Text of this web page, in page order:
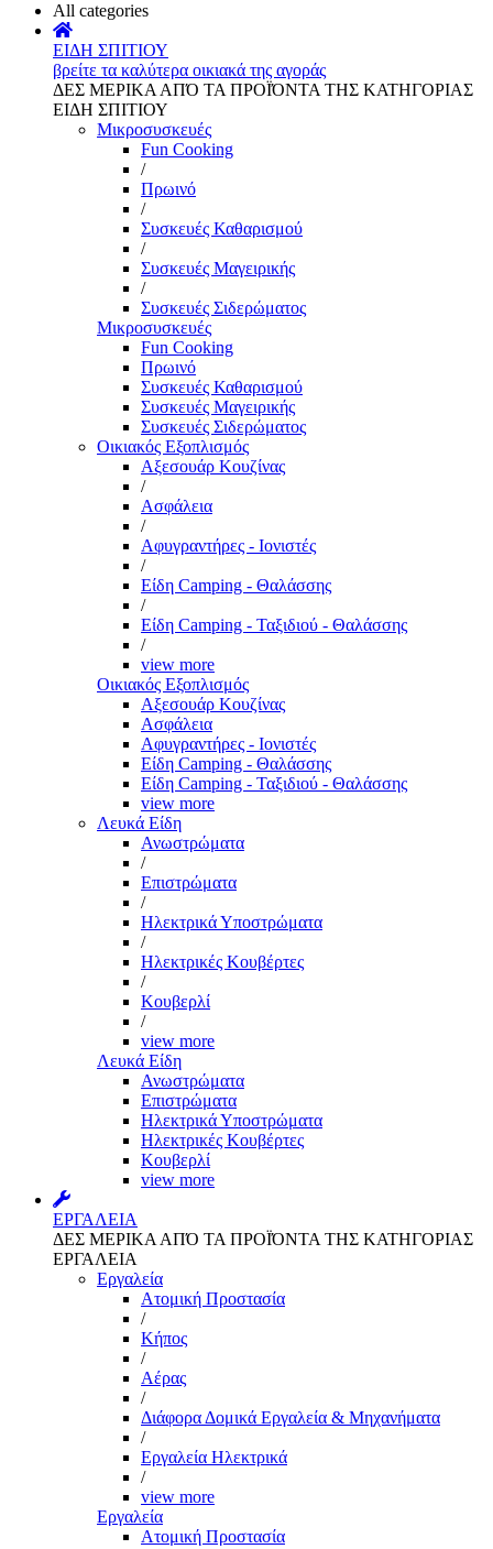
All categories
ΕΙΔΗ ΣΠΙΤΙΟΥ
βρείτε τα καλύτερα οικιακά της αγοράς
ΔΕΣ ΜΕΡΙΚΑ ΑΠΌ ΤΑ ΠΡΟΪΌΝΤΑ ΤΗΣ ΚΑΤΗΓΟΡΙΑΣ
ΕΙΔΗ ΣΠΙΤΙΟΥ
Μικροσυσκευές
Fun Cooking
/
Πρωινό
/
Συσκευές Καθαρισμού
/
Συσκευές Μαγειρικής
/
Συσκευές Σιδερώματος
Μικροσυσκευές
Fun Cooking
Πρωινό
Συσκευές Καθαρισμού
Συσκευές Μαγειρικής
Συσκευές Σιδερώματος
Οικιακός Εξοπλισμός
Αξεσουάρ Κουζίνας
/
Ασφάλεια
/
Αφυγραντήρες - Ιονιστές
/
Είδη Camping - Θαλάσσης
/
Είδη Camping - Ταξιδιού - Θαλάσσης
/
view more
Οικιακός Εξοπλισμός
Αξεσουάρ Κουζίνας
Ασφάλεια
Αφυγραντήρες - Ιονιστές
Είδη Camping - Θαλάσσης
Είδη Camping - Ταξιδιού - Θαλάσσης
view more
Λευκά Είδη
Ανωστρώματα
/
Επιστρώματα
/
Ηλεκτρικά Υποστρώματα
/
Ηλεκτρικές Κουβέρτες
/
Κουβερλί
/
view more
Λευκά Είδη
Ανωστρώματα
Επιστρώματα
Ηλεκτρικά Υποστρώματα
Ηλεκτρικές Κουβέρτες
Κουβερλί
view more
ΕΡΓΑΛΕΙΑ
ΔΕΣ ΜΕΡΙΚΑ ΑΠΌ ΤΑ ΠΡΟΪΌΝΤΑ ΤΗΣ ΚΑΤΗΓΟΡΙΑΣ
ΕΡΓΑΛΕΙΑ
Εργαλεία
Aτομική Προστασία
/
Kήπος
/
Αέρας
/
Διάφορα Δομικά Εργαλεία & Μηχανήματα
/
Εργαλεία Ηλεκτρικά
/
view more
Εργαλεία
Aτομική Προστασία